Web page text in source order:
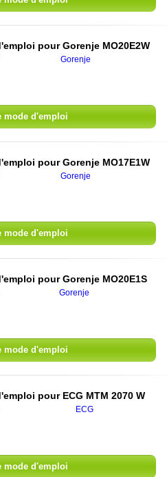
pourGorenje MO20E2W
Gorenje
mode d'emploi
pourGorenje MO17E1W
Gorenje
mode d'emploi
pourGorenje MO20E1S
Gorenje
mode d'emploi
pour ECG MTM 2070 W
ECG
mode d'emploi